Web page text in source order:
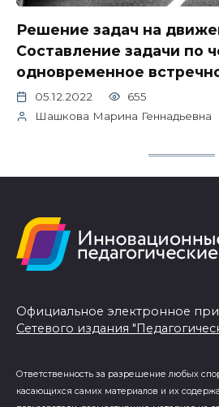
Решение задач на
Составление задачи по
одновременное
05.12.2022
655
Шашкова Марина Геннадьевна
Официальное электронное
Сетевого издания
Ответственность за разрешение любых
касающихся самих материалов и их